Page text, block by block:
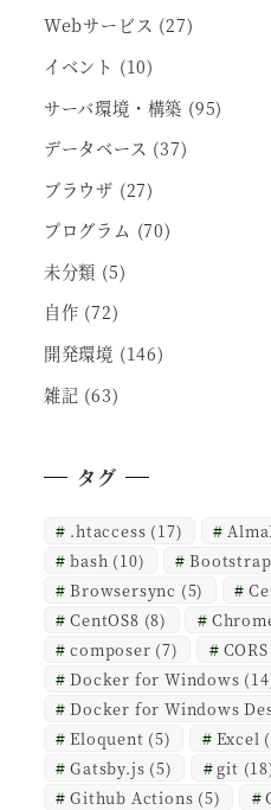
Webサービス (27)
イベント (10)
サーバ環境・構築 (95)
データベース (37)
ブラウザ (27)
プログラム (70)
未分類 (5)
自作 (72)
開発環境 (146)
雑記 (63)
タグ
.htaccess (17)
bash (10) Bootstrap
Browsersync (5)
CentOS8 (8)
composer (7) CORS
Docker for Windows
Docker for Windows
Eloquent (5) Excel
Gatsby.js (5) git
Github Actions (5)